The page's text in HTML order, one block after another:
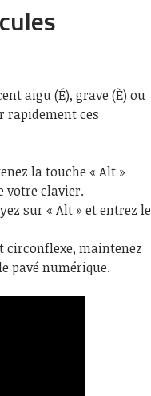
aigu (É), grave (È) ou
rapidement ces
la touche « Alt »
votre clavier.
sur « Alt » et entrez le
circonflexe, maintenez
pavé numérique.